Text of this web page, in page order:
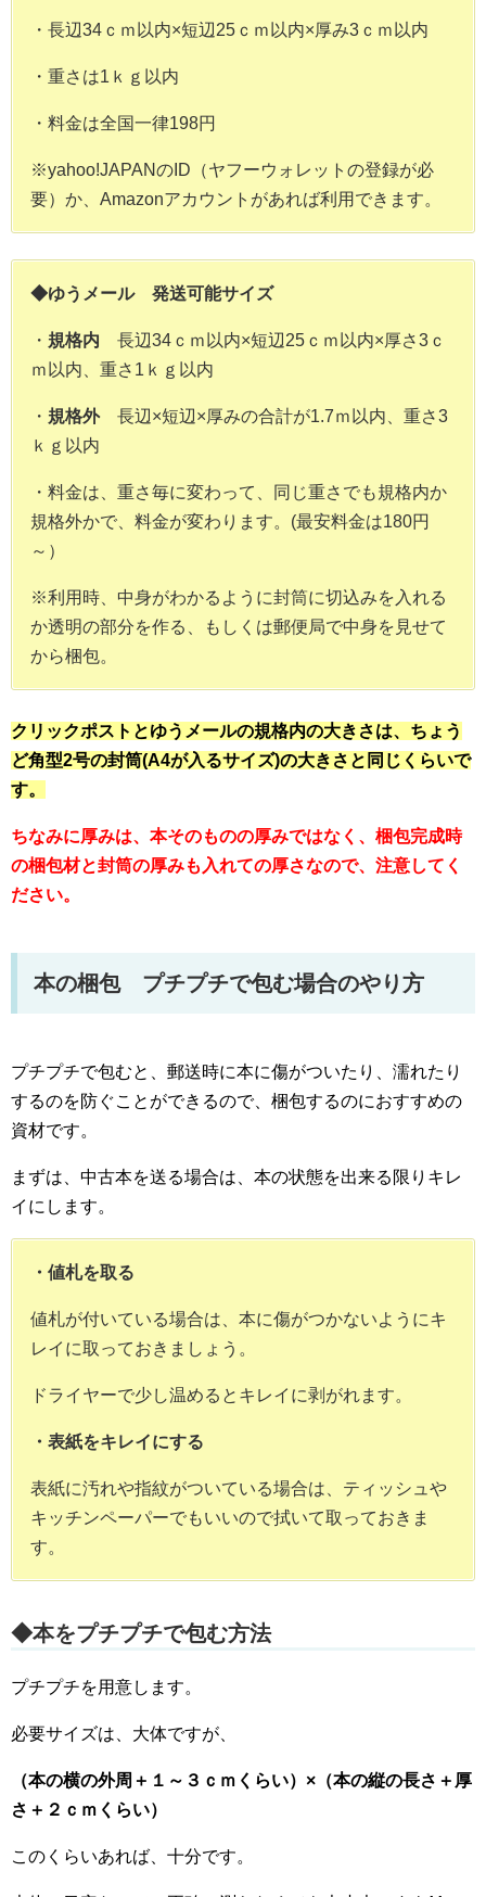
・長辺34ｃｍ以内×短辺25ｃｍ以内×厚み3ｃｍ以内
・重さは1ｋｇ以内
・料金は全国一律198円
※yahoo!JAPANのID（ヤフーウォレットの登録が必
要）か、Amazonアカウントがあれば利用できます。
◆ゆうメール 発送可能サイズ
・ 規格内 長辺34ｃｍ以内×短辺25ｃｍ以内×厚さ3ｃ
ｍ以内、重さ1ｋｇ以内
・ 規格外長辺×短辺×厚みの合計が1.7ｍ以内、重さ3
ｋｇ以内
・料金は、重さ毎に変わって、同じ重さでも規格内か
規格外かで、料金が変わります。(最安料金は180円
～）
※利用時、中身がわかるように封筒に切込みを入れる
か透明の部分を作る、もしくは郵便局で中身を見せて
から梱包。
クリックポストとゆうメールの規格内の大きさは、ちょう
ど角型2号の封筒(A4が入るサイズ)の大きさと同じくらいで
す。
ちなみに厚みは、本そのものの厚みではなく、梱包完成時
の梱包材と封筒の厚みも入れての厚さなので、注意してく
ださい。
本の梱包 プチプチで包む場合のやり方
プチプチで包むと、郵送時に本に傷がついたり、濡れたり
するのを防ぐことができるので、梱包するのにおすすめの
資材です。
まずは、中古本を送る場合は、本の状態を出来る限りキレ
イにします。
・値札を取る
値札が付いている場合は、本に傷がつかないようにキ
レイに取っておきましょう。
ドライヤーで少し温めるとキレイに剥がれます。
・表紙をキレイにする
表紙に汚れや指紋がついている場合は、ティッシュや
キッチンペーパーでもいいので拭いて取っておきま
す。
◆本をプチプチで包む方法
プチプチを用意します。
必要サイズは、大体ですが、
（本の横の外周＋１～３ｃｍくらい）×（本の縦の長さ＋厚
さ＋２ｃｍくらい）
このくらいあれば、十分です。